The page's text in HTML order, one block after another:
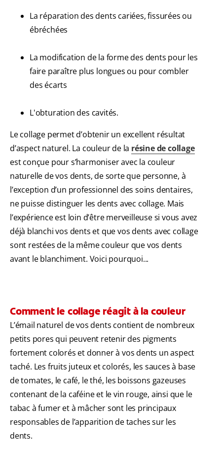
La réparation des dents cariées, fissurées ou
ébréchées
La modification de la forme des dents pour les
faire paraître plus longues ou pour combler
des écarts
L'obturation des cavités.
Le collage permet d’obtenir un excellent résultat
d’aspect naturel. La couleur de la résine de collage
est conçue pour s’harmoniser avec la couleur
naturelle de vos dents, de sorte que personne, à
l’exception d’un professionnel des soins dentaires,
ne puisse distinguer les dents avec collage. Mais
l’expérience est loin d’être merveilleuse si vous avez
déjà blanchi vos dents et que vos dents avec collage
sont restées de la même couleur que vos dents
avant le blanchiment. Voici pourquoi...
Comment le collage réagit à la couleur
L’émail naturel de vos dents contient de nombreux
petits pores qui peuvent retenir des pigments
fortement colorés et donner à vos dents un aspect
taché. Les fruits juteux et colorés, les sauces à base
de tomates, le café, le thé, les boissons gazeuses
contenant de la caféine et le vin rouge, ainsi que le
tabac à fumer et à mâcher sont les principaux
responsables de l’apparition de taches sur les
dents.